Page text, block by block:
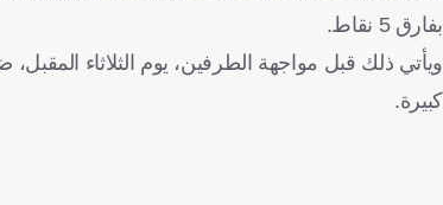
بفارق 5 نقاط.
كبيرة.